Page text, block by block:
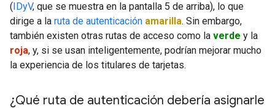
( IDyV, que se muestra en la pantalla 5 de arriba), lo que
dirige a la ruta de autenticación amarilla. Sin embargo,
también existen otras rutas de acceso como la verde y la
roja, y, si se usan inteligentemente, podrían mejorar mucho
la experiencia de los titulares de tarjetas.
¿Qué ruta de autenticación debería asignarle